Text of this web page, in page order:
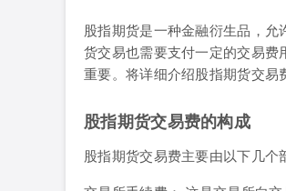
股指期货是一种金融衍生品，
货交易也需要支付一定的交易
重要。将详细介绍股指期货交易
股指期货交易费的构成
股指期货交易费主要由以下几个